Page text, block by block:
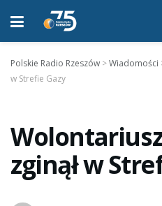
Polskie Radio Rzeszów >Wiadomości
w Strefie Gazy
zginął w